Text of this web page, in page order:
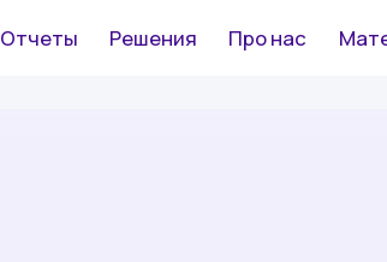
Отчеты Решения Про нас